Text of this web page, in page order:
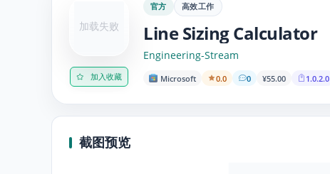
加载失败
加入收藏
官方 高效工作
Line Sizing Calculator
Engineering-Stream
Microsoft 0.0 0 ¥55.00 1.0.2.0
截图预览